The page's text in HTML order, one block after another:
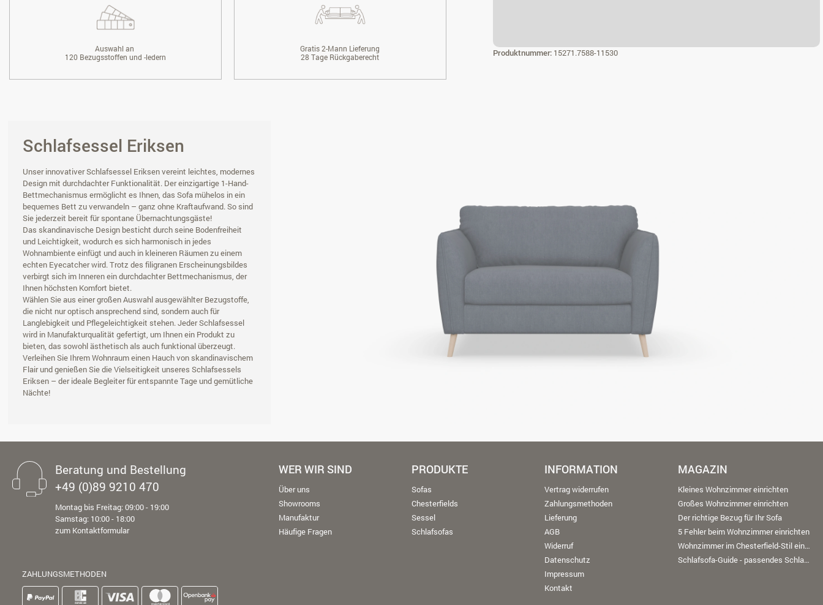
Produktnummer: 15271.7588-11530
Auswahl an
120 Bezugsstoffen und -ledern
Gratis 2-Mann Lieferung
28 Tage Rückgaberecht
Schlafsessel Eriksen
Unser innovativer Schlafsessel Eriksen vereint leichtes, modernes
Design mit durchdachter Funktionalität. Der einzigartige 1-Hand-
Bettmechanismus ermöglicht es Ihnen, das Sofa mühelos in ein
bequemes Bett zu verwandeln – ganz ohne Kraftaufwand. So sind
Sie jederzeit bereit für spontane Übernachtungsgäste!
Das skandinavische Design besticht durch seine Bodenfreiheit
und Leichtigkeit, wodurch es sich harmonisch in jedes
Wohnambiente einfügt und auch in kleineren Räumen zu einem
echten Eyecatcher wird. Trotz des filigranen Erscheinungsbildes
verbirgt sich im Inneren ein durchdachter Bettmechanismus, der
Ihnen höchsten Komfort bietet.
Wählen Sie aus einer großen Auswahl ausgewählter Bezugstoffe,
die nicht nur optisch ansprechend sind, sondern auch für
Langlebigkeit und Pflegeleichtigkeit stehen. Jeder Schlafsessel
wird in Manufakturqualität gefertigt, um Ihnen ein Produkt zu
bieten, das sowohl ästhetisch als auch funktional überzeugt.
Verleihen Sie Ihrem Wohnraum einen Hauch von skandinavischem
Flair und genießen Sie die Vielseitigkeit unseres Schlafsessels
Eriksen – der ideale Begleiter für entspannte Tage und gemütliche
Nächte!
Beratung und Bestellung
+49 (0)89 9210 470
Montag bis Freitag: 09:00 - 19:00
Samstag: 10:00 - 18:00
zum Kontaktformular
ZAHLUNGSMETHODEN
WER WIR SIND
Über uns
Showrooms
Manufaktur
Häufige Fragen
PRODUKTE
Sofas
Chesterfields
Sessel
Schlafsofas
INFORMATION
Vertrag widerrufen
Zahlungsmethoden
Lieferung
AGB
Widerruf
Datenschutz
Impressum
Kontakt
MAGAZIN
Kleines Wohnzimmer einrichten
Großes Wohnzimmer einrichten
Der richtige Bezug für Ihr Sofa
5 Fehler beim Wohnzimmer einrichten
Wohnzimmer im Chesterfield-Stil einrichten
Schlafsofa-Guide - passendes Schlafsofa finden